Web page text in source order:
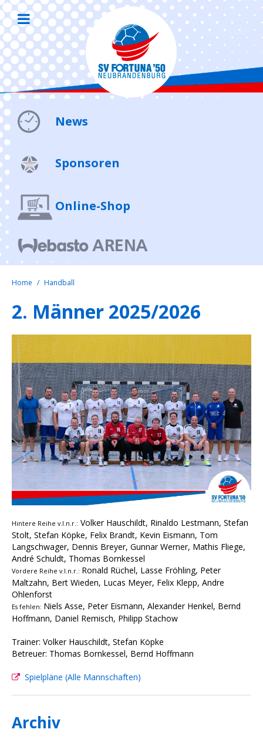
News
Sponsoren
Online-Shop
Home Handball
2. Männer 2025/2026
Hintere Reihe v.l.n.r.: Volker Hauschildt, Rinaldo Lestmann, Stefan
Stolt, Stefan Köpke, Felix Brandt, Kevin Eismann, Tom
Langschwager, Dennis Breyer, Gunnar Werner, Mathis Fliege,
André Schuldt, Thomas Bornkessel
Vordere Reihe v.l.n.r.: Ronald Rüchel, Lasse Fröhling, Peter
Maltzahn, Bert Wieden, Lucas Meyer, Felix Klepp, Andre
Ohlenforst
Es fehlen: Niels Asse, Peter Eismann, Alexander Henkel, Bernd
Hoffmann, Daniel Remisch, Philipp Stachow
Trainer: Volker Hauschildt, Stefan Köpke
Betreuer: Thomas Bornkessel, Bernd Hoffmann
Spielpläne (Alle Mannschaften)
Archiv